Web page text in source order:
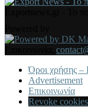
Όροι χρήσης –
Advertisement
Επικοινωνία
Revoke